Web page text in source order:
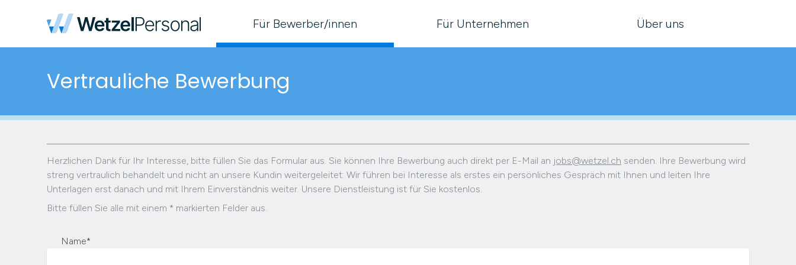
Für Bewerber/innen Für Unternehmen Über uns
Vertrauliche Bewerbung
Herzlichen Dank für Ihr Interesse, bitte füllen Sie das Formular aus. Sie können Ihre Bewerbung auch direkt per E-Mail an jobs@wetzel.ch senden. Ihre Bewerbung wird
streng vertraulich behandelt und nicht an unsere Kundin weitergeleitet: Wir führen bei Interesse als erstes ein persönliches Gespräch mit Ihnen und leiten Ihre
Unterlagen erst danach und mit Ihrem Einverständnis weiter. Unsere Dienstleistung ist für Sie kostenlos.
Bitte füllen Sie alle mit einem * markierten Felder aus.
Name*